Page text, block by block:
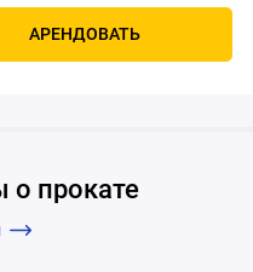
АРЕНДОВАТЬ
прокате